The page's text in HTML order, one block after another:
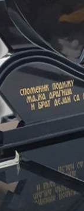
spomenika i
nadgorbnih
žardinjera i
i ostalih